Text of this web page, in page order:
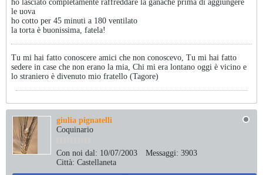
ho lasciato completamente raffreddare la ganache prima di aggiungere
le uova
ho cotto per 45 minuti a 180 ventilato
la torta è buonissima, fatela!
Tu mi hai fatto conoscere amici che non conoscevo, Tu mi hai fatto
sedere in case che non erano la mia, Chi mi era lontano oggi è vicino e
lo straniero è divenuto mio fratello (Tagore)
giulia pignatelli
Coquinario
Con noi dal: 10/07/2003 Messaggi: 3903
Città: Castellaneta